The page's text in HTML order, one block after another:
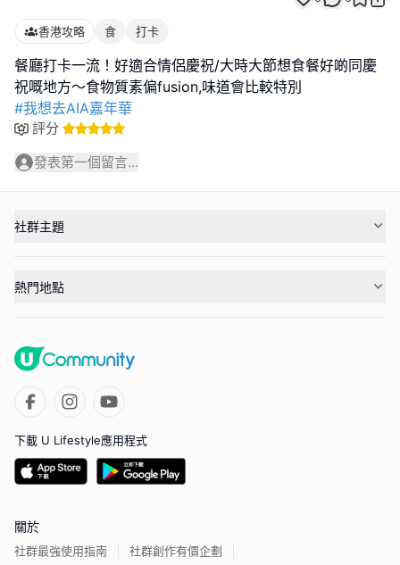
香港攻略 食 打卡
餐廳打卡一流！好適合情侶慶祝/大時大節想食餐好啲同慶
#我想去AIA嘉年華
評分
發表第一個留言...
社群主題
熱門地點
下載 U Lifestyle應用程式
關於
社群最強使用指南 社群創作有價企劃